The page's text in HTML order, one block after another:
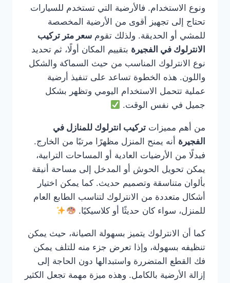
ونوع الاستخدام. فالأرضية التي تستخدم للسيارات
تحتاج إلى تجهيز أقوى من الأرضية المخصصة
للمشي أو الحديقة. ولذلك تقوم سعر متر تركيب
الانترلوك في الفجيرة بتقييم المكان أولًا، ثم تحديد
نوع الانترلوك المناسب من حيث السماكة والشكل
واللون. هذه الخطوة تساعد على تنفيذ أرضية
عملية تتحمل الاستخدام اليومي وتظهر بشكل
جميل في نفس الوقت.
من أهم مميزات تركيب انترلوك للمنازل في
الفجيرة أنه يمنح المنزل مظهرًا مرتبًا من الخارج.
فبدلًا من الأرضيات العادية أو المساحات الترابية،
يمكن تحويل الحوش أو المدخل إلى مساحة أنيقة
بألوان متناسقة وتصميم حديث. كما يمكن اختيار
أشكال متعددة من الانترلوك لتناسب الطابع العام
للمنزل، سواء كان حديثًا أو كلاسيكيًا.
كما أن الانترلوك يتميز بسهولة الصيانة، حيث يمكن
تنظيفه بسهولة، وإذا تعرض جزء منه للتلف يمكن
فك القطع المتضررة واستبدالها دون الحاجة إلى
إزالة الأرضية بالكامل. وهذه ميزة مهمة تجعل الكثير